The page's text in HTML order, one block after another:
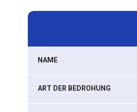
NAME
ART DER BEDROHUNG